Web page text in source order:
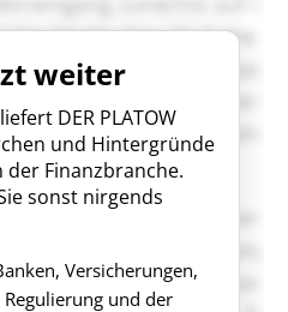
weiter
DER PLATOW
und Hintergründe
der Finanzbranche.
sonst nirgends
Versicherungen,
und der